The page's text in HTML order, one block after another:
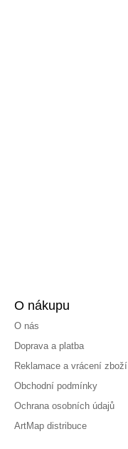
O nákupu
O nás
Doprava a platba
Reklamace a vrácení zboží
Obchodní podmínky
Ochrana osobních údajů
ArtMap distribuce